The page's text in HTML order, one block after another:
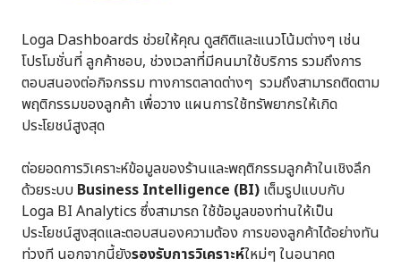
Loga Dashboards ช่วยให้คุณ ดูสถิติและแนวโน้มต่างๆ เช่น
โปรโมชั่นที่ ลูกค้าชอบ, ช่วงเวลาที่มีคนมาใช้บริการ รวมถึงการ
ตอบสนองต่อกิจกรรม ทางการตลาดต่างๆ รวมถึงสามารถติดตาม
พฤติกรรมของลูกค้า เพื่อวาง แผนการใช้ทรัพยากรให้เกิด
ประโยชน์สูงสุด
ต่อยอดการวิเคราะห์ข้อมูลของร้านและพฤติกรรมลูกค้าในเชิงลึก
ด้วยระบบ Business Intelligence (BI) เต็มรูปแบบกับ
Loga BI Analytics ซึ่งสามารถ ใช้ข้อมูลของท่านให้เป็น
ประโยชน์สูงสุดและตอบสนองความต้อง การของลูกค้าได้อย่างทัน
ท่วงที นอกจากนี้ยังรองรับการวิเคราะห์ใหม่ๆ ในอนาคต